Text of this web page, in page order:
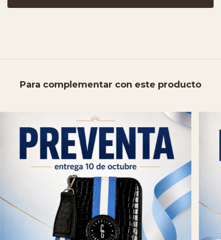
Para complementar con este producto